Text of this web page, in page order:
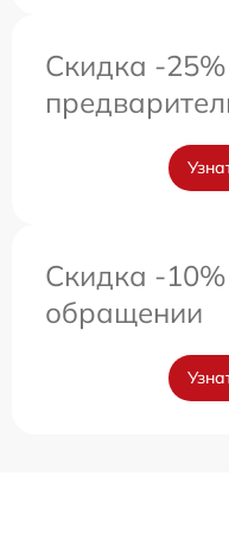
Скидка -
Скидка -
обращении